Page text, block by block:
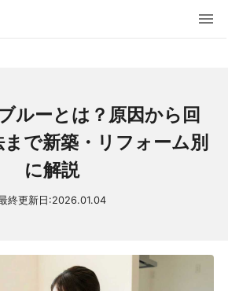
ルーとは？原因から回
で新築・リフォーム別
に解説
終更新日:2026.01.04